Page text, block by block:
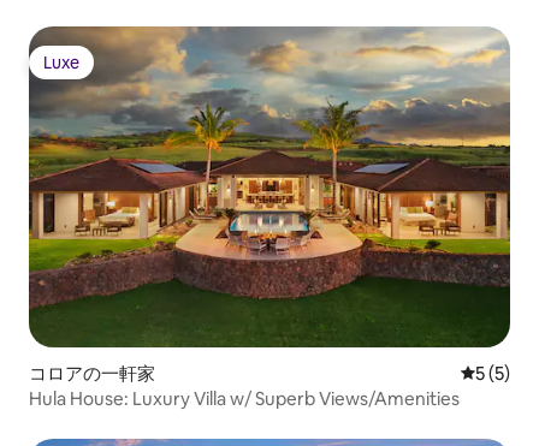
Luxe
Luxe
コロアの一軒家 レビュー
5 (5)
Hula House: Luxury Villa w/ Superb Views/Amenities